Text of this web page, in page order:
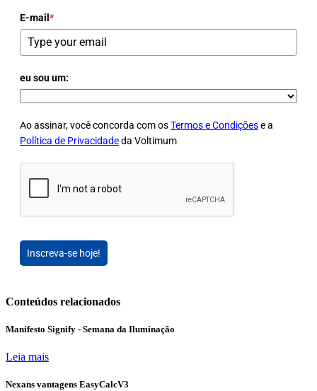
E-mail *
eu sou um:
Ao assinar, você concorda com osTermos e Condiçõese a
Política de Privacidadeda Voltimum
Inscreva-se hoje!
Conteúdos relacionados
Manifesto Signify - Semana da Iluminação
Leia mais
Nexans vantagens EasyCalcV3